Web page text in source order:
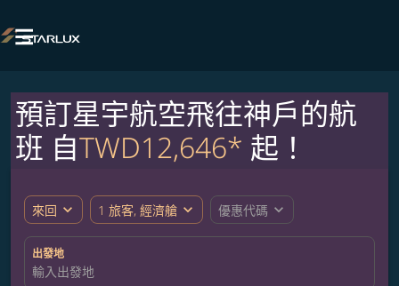

預訂星宇航空飛往神戶的航
班 自TWD12,646* 起！
來回 expand_more 1 旅客, 經濟艙 expand_more 優惠代碼 expand_more
出發地
輸入出發地